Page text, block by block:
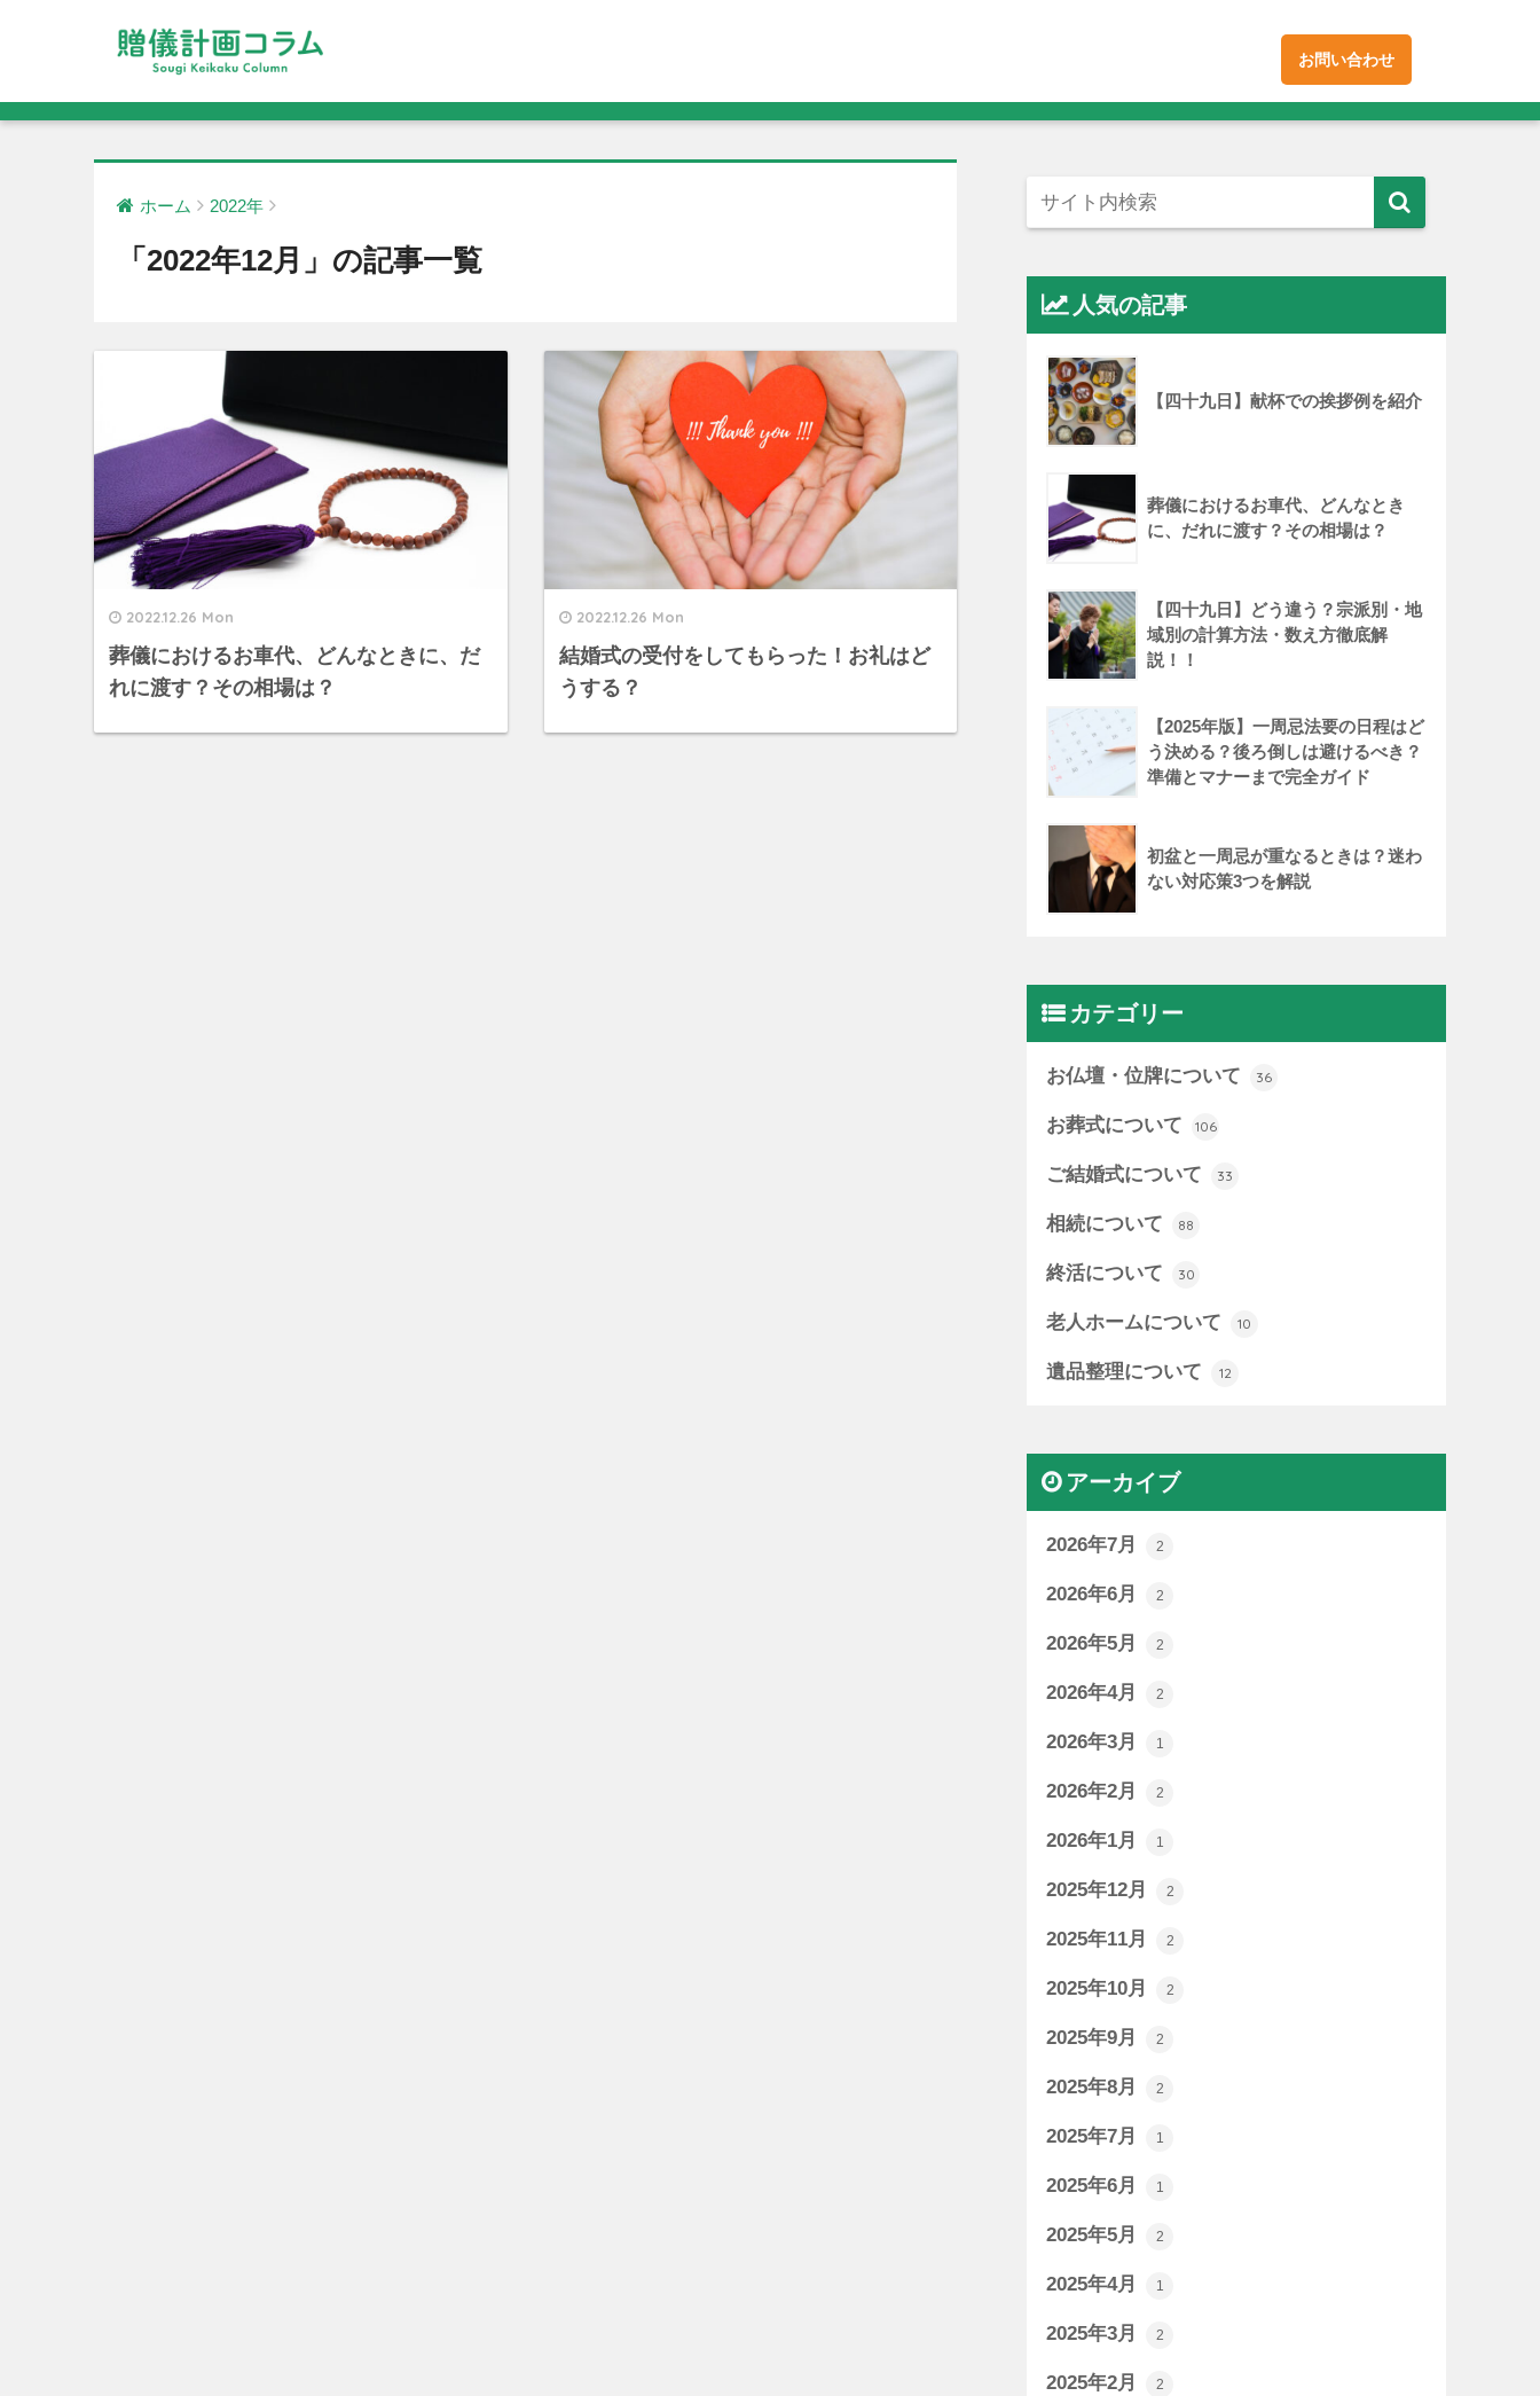
お問い合わせ
ホーム 2022年
「2022年12月」の記事一覧
2022.12.26 Mon
葬儀におけるお車代、どんなときに、だ
れに渡す？その相場は？
2022.12.26 Mon
結婚式の受付をしてもらった！お礼はど
うする？
人気の記事
【四十九日】献杯での挨拶例を紹介
葬儀におけるお車代、どんなとき
に、だれに渡す？その相場は？
【四十九日】どう違う？宗派別・地
域別の計算方法・数え方徹底解
説！！
【2025年版】一周忌法要の日程はど
う決める？後ろ倒しは避けるべき？
準備とマナーまで完全ガイド
初盆と一周忌が重なるときは？迷わ
ない対応策3つを解説
カテゴリー
お仏壇・位牌について 36
お葬式について 106
ご結婚式について 33
相続について 88
終活について 30
老人ホームについて 10
遺品整理について 12
アーカイブ
2026年7月 2
2026年6月 2
2026年5月 2
2026年4月 2
2026年3月 1
2026年2月 2
2026年1月 1
2025年12月 2
2025年11月 2
2025年10月 2
2025年9月 2
2025年8月 2
2025年7月 1
2025年6月 1
2025年5月 2
2025年4月 1
2025年3月 2
2025年2月 2